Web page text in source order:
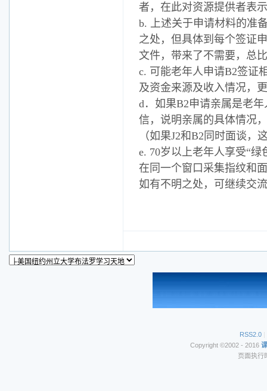
者，在此对资源提供者表
b. 上述关于申请材料的准
之处，但具体到每个签证
文件，带来了不需要，总
c. 可能老年人申请B2签证
及资金来源及收入情况，
d．如果B2申请亲属是老
信，说明亲属的具体情况
（如果J2和B2同时面谈，
e. 70岁以上老年人享受“
在同一个窗口采集指纹和
如有不明之处，可继续交
RSS2.0 |
Copyright ©2002 - 2016
页面执行